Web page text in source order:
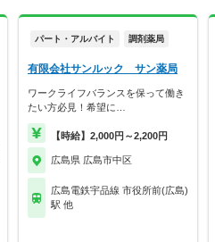
パート・アルバイト 調剤薬局
有限会社サンルック サン薬局
ワークライフバランスを保って働き
たい方必見！希望に…
【時給】2,000円～2,200円
広島県 広島市中区
広島電鉄宇品線 市役所前(広島)
駅 他